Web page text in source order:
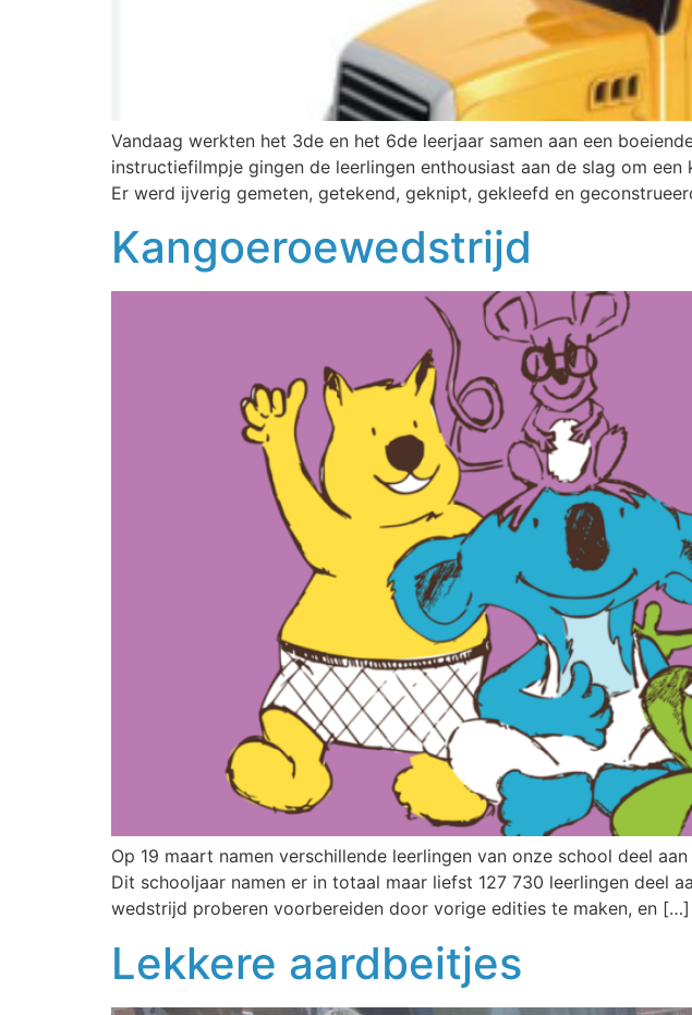
Vandaag werkten het 3de en het 6de leerjaar samen aan een
instructiefilmpje gingen de leerlingen enthousiast aan de slag om
Er werd ijverig gemeten, getekend, geknipt, gekleefd en
Kangoeroewedstrijd
Op 19 maart namen verschillende leerlingen van onze school deel
Dit schooljaar namen er in totaal maar liefst 127 730 leerlingen deel
wedstrijd proberen voorbereiden door vorige edities te maken, en […]
Lekkere aardbeitjes